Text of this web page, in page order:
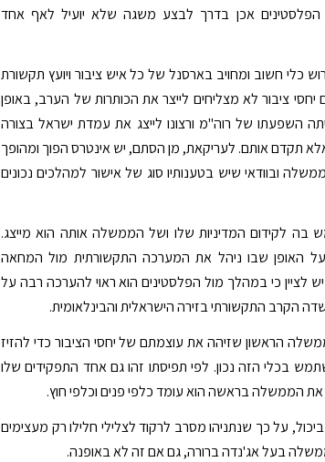
הפלסטינים אכן בדרך לבצע משגה שלא יועיל לאף אחד
כלי חשוב ומחויב בארסנל של כל איש ציבור ויועץ תקשורת
ציבור לא מצליחים לייצר את הכותרות של הערב, באופן
השפעתו של רוה"מ ורצונו לייצג את עמדת ישראל בצורה
תקדם אותם. לעריקאת, מן הסתם, יש אינטרס הפוך ומהופך
ובוודאי שיש בטענותיו סוג של אישור למהלכים נכונים
בה לקידום המדיניות שלו ושל הממשלה אותה הוא מייצג.
על האופן שבו ניהל את המערכה התקשורתית מול המחאה
לציין כי במהלך מול הפלסטינים הוא ראוי להערכה רבה על
הקרב התקשורתי בזירה הישראלית והבינלאומית.
הראשון שזיהה את עוצמתם של יחסי הציבור כדי להזיז
בכלי הזה נכון. לפי תפיסתו זהו גם אחד התפקידים שלו
הממשלה בראשה הוא עומד כלפי פנים וכלפי חוץ.
על כך שנתניהו מסרב לרקוד לצלילי חלילו רק מעצימים
בעל אג'נדה ברורה, גם אם זה לא באופנה.